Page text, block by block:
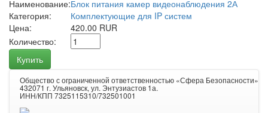
Наименование:Блок питания камер видеонаблюдения 2А
Категория:
Комплектующие для IP систем
Цена:
420.00 RUR
Количество:
Купить
Общество с ограниченной ответственностью «Сфера Безопасности»
432071 г. Ульяновск, ул. Энтузиастов 1а.
ИНН/КПП 7325115310/732501001